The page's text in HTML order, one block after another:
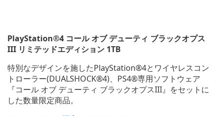
PlayStation®4 コール オブ デューティ ブラックオプス
III リミテッドエディション 1TB
特別なデザインを施したPlayStation®4とワイヤレスコン
トローラー(DUALSHOCK®4)、PS4®専用ソフトウェア
『コール オブ デューティ ブラックオプスIII』をセットに
した数量限定商品。